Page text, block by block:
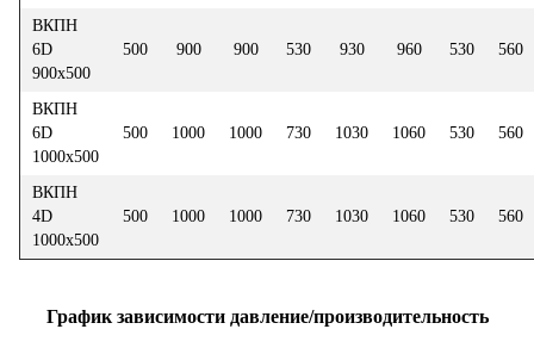
ВКПН
6D
900х500
500 900 900 530 930 960 530 560
ВКПН
6D
1000х500
500 1000 1000 730 1030 1060 530 560
ВКПН
4D
1000х500
500 1000 1000 730 1030 1060 530 560
График зависимости давление/производительность